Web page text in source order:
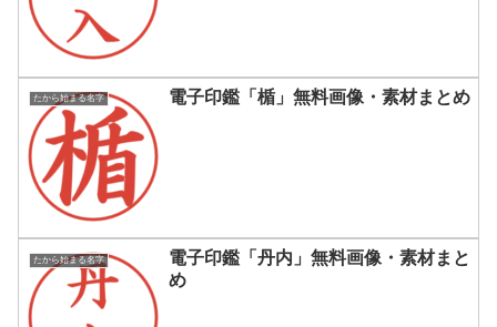
たから始まる名字 電子印鑑「楯」無料画像・素材まとめ
たから始まる名字
電子印鑑「丹内」無料画像・素材まと
め